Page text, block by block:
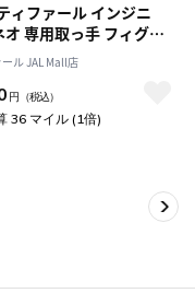
ィファール インジニ
オ 専用取っ手 フィグ・
ン L98635
ル JAL Mall店
円 （税込）
36 マイル (1倍)